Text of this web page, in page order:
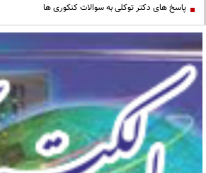
پاسخ های دکتر توکلی به سوالات کنکوری ها